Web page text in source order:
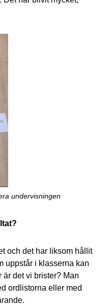
undervisningen
och det har liksom hållit
uppstår i klasserna kan
är det vi brister? Man
ordlistorna eller med